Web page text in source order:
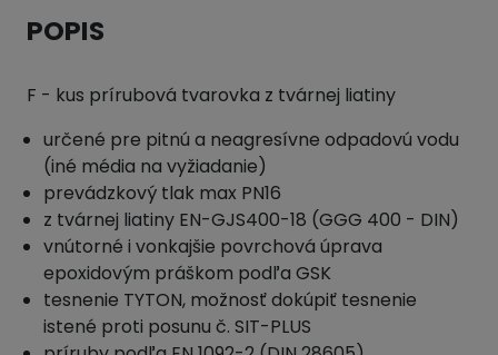
POPIS
F - kus prírubová tvarovka z tvárnej liatiny
určené pre pitnú a neagresívne odpadovú vodu
(iné média na vyžiadanie)
prevádzkový tlak max PN16
z tvárnej liatiny EN-GJS400-18 (GGG 400 - DIN)
vnútorné i vonkajšie povrchová úprava
epoxidovým práškom podľa GSK
tesnenie TYTON, možnosť dokúpiť tesnenie
istené proti posunu č. SIT-PLUS